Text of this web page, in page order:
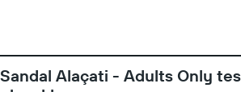
Sandal Alaçati - Adults Only